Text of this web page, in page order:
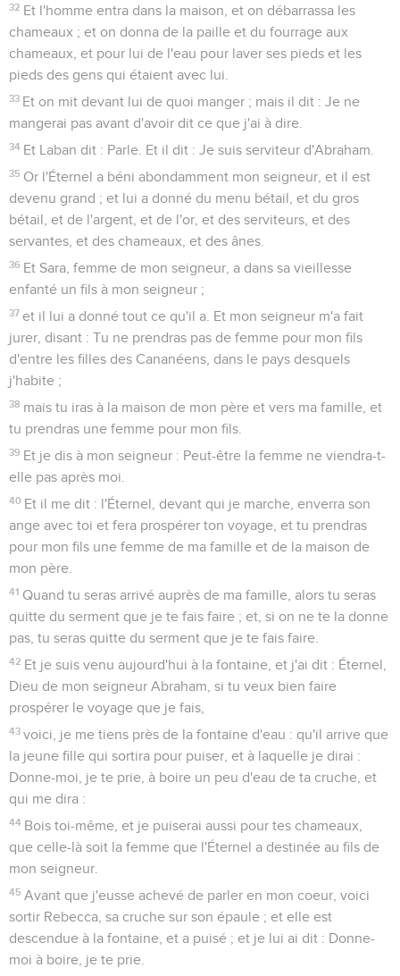
32 Et l'homme entra dans la maison, et on débarrassa les
chameaux ; et on donna de la paille et du fourrage aux
chameaux, et pour lui de l'eau pour laver ses pieds et les
pieds des gens qui étaient avec lui.
33 Et on mit devant lui de quoi manger ; mais il dit : Je ne
mangerai pas avant d'avoir dit ce que j'ai à dire.
34 Et Laban dit : Parle. Et il dit : Je suis serviteur d'Abraham.
35 Or l'Éternel a béni abondamment mon seigneur, et il est
devenu grand ; et lui a donné du menu bétail, et du gros
bétail, et de l'argent, et de l'or, et des serviteurs, et des
servantes, et des chameaux, et des ânes.
36 Et Sara, femme de mon seigneur, a dans sa vieillesse
enfanté un fils à mon seigneur ;
37 et il lui a donné tout ce qu'il a. Et mon seigneur m'a fait
jurer, disant : Tu ne prendras pas de femme pour mon fils
d'entre les filles des Cananéens, dans le pays desquels
j'habite ;
38 mais tu iras à la maison de mon père et vers ma famille, et
tu prendras une femme pour mon fils.
39 Et je dis à mon seigneur : Peut-être la femme ne viendra-t-
elle pas après moi.
40 Et il me dit : l'Éternel, devant qui je marche, enverra son
ange avec toi et fera prospérer ton voyage, et tu prendras
pour mon fils une femme de ma famille et de la maison de
mon père.
41 Quand tu seras arrivé auprès de ma famille, alors tu seras
quitte du serment que je te fais faire ; et, si on ne te la donne
pas, tu seras quitte du serment que je te fais faire.
42 Et je suis venu aujourd'hui à la fontaine, et j'ai dit : Éternel,
Dieu de mon seigneur Abraham, si tu veux bien faire
prospérer le voyage que je fais,
43 voici, je me tiens près de la fontaine d'eau : qu'il arrive que
la jeune fille qui sortira pour puiser, et à laquelle je dirai :
Donne-moi, je te prie, à boire un peu d'eau de ta cruche, et
qui me dira :
44 Bois toi-même, et je puiserai aussi pour tes chameaux,
que celle-là soit la femme que l'Éternel a destinée au fils de
mon seigneur.
45 Avant que j'eusse achevé de parler en mon coeur, voici
sortir Rebecca, sa cruche sur son épaule ; et elle est
descendue à la fontaine, et a puisé ; et je lui ai dit : Donne-
moi à boire, je te prie.